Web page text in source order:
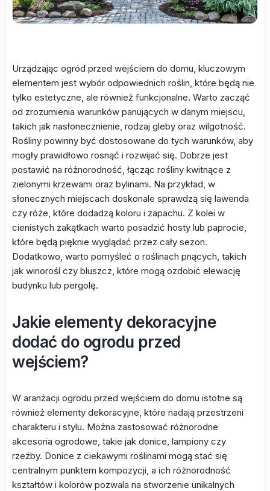
Urządzając ogród przed wejściem do domu, kluczowym
elementem jest wybór odpowiednich roślin, które będą nie
tylko estetyczne, ale również funkcjonalne. Warto zacząć
od zrozumienia warunków panujących w danym miejscu,
takich jak nasłonecznienie, rodzaj gleby oraz wilgotność.
Rośliny powinny być dostosowane do tych warunków, aby
mogły prawidłowo rosnąć i rozwijać się. Dobrze jest
postawić na różnorodność, łącząc rośliny kwitnące z
zielonymi krzewami oraz bylinami. Na przykład, w
słonecznych miejscach doskonale sprawdzą się lawenda
czy róże, które dodadzą koloru i zapachu. Z kolei w
cienistych zakątkach warto posadzić hosty lub paprocie,
które będą pięknie wyglądać przez cały sezon.
Dodatkowo, warto pomyśleć o roślinach pnących, takich
jak winorośl czy bluszcz, które mogą ozdobić elewację
budynku lub pergolę.
Jakie elementy dekoracyjne
dodać do ogrodu przed
wejściem?
W aranżacji ogrodu przed wejściem do domu istotne są
również elementy dekoracyjne, które nadają przestrzeni
charakteru i stylu. Można zastosować różnorodne
akcesoria ogrodowe, takie jak donice, lampiony czy
rzeźby. Donice z ciekawymi roślinami mogą stać się
centralnym punktem kompozycji, a ich różnorodność
kształtów i kolorów pozwala na stworzenie unikalnych